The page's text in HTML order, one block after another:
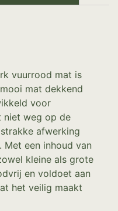
vuurrood mat is
mat dekkend
voor
niet weg op de
afwerking
Met een inhoud van
kleine als grote
en voldoet aan
het veilig maakt